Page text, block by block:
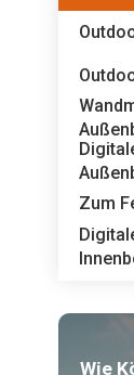
Zum
Wie